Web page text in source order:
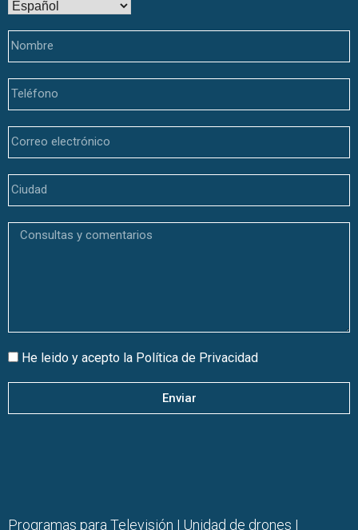
He leido y acepto la Política de Privacidad
Enviar
Programas para Televisión | Unidad de drones |